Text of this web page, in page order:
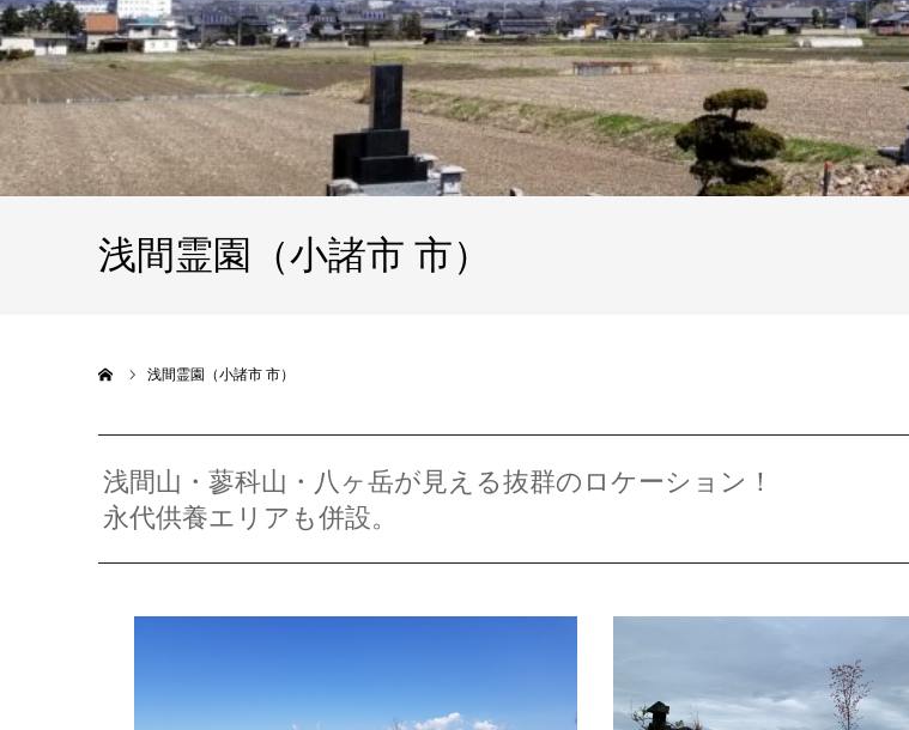
浅間霊園（小諸市 市）
浅間霊園（小諸市 市）
浅間山・蓼科山・八ヶ岳が見える抜群のロケーション！
永代供養エリアも併設。